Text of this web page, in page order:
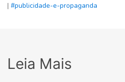
| #publicidade-e-propaganda
Leia Mais